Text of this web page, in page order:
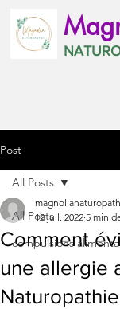
Post
All Posts
compulsions
All Posts
Comment
une allergie
magnolianaturopath
12 juil. 2022 5 min